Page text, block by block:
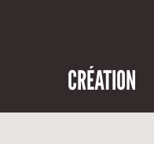
CRÉATION